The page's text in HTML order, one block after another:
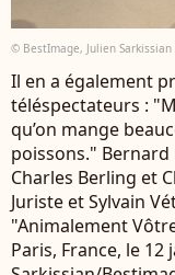
© BestImage, Julien
Il en a également
téléspectateurs :
qu’on mange
poissons." Bernard
Charles Berling et
Juriste et Sylvain
"Animalement
Paris, France, le 12